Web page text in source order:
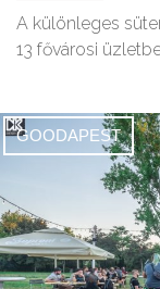
A különleges
13 fővárosi
GOODAPEST